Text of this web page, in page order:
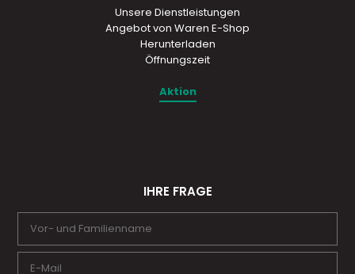
Unsere Dienstleistungen
Angebot von Waren E-Shop
Herunterladen
Öffnungszeit
Aktion
IHRE FRAGE